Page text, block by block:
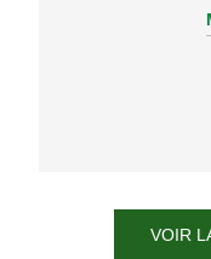
VOIR